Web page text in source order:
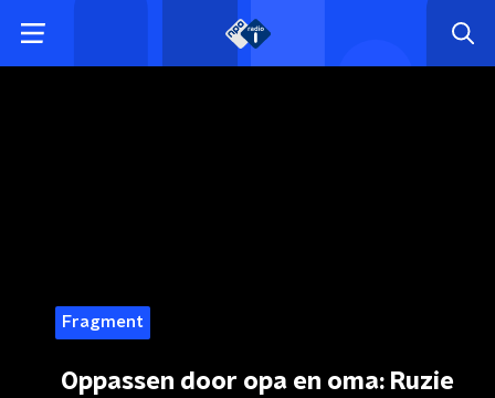
Fragment
Oppassen door opa en oma: Ruzie